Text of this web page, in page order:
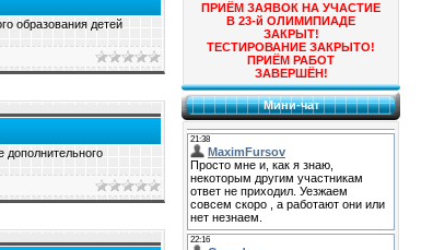
образования детей
ПРИЁМ ЗАЯВОК НА УЧАСТИЕ
В 23-й ОЛИМИПИАДЕ
ЗАКРЫТ!
ТЕСТИРОВАНИЕ ЗАКРЫТО!
ПРИЁМ РАБОТ
ЗАВЕРШЁН!
Мини-чат